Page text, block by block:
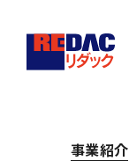
事業紹介